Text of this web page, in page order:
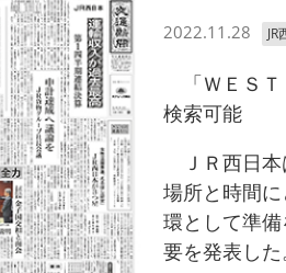
2022.11.28 JR
「ＷＥＳＴ
検索可能
ＪＲ西日本
場所と時間
環として準
要を発表した